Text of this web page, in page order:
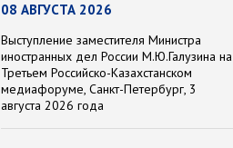
08 АВГУСТА 2026
Выступление заместителя Министра
иностранных дел России М.Ю.Галузина на
Третьем Российско-Казахстанском
медиафоруме, Санкт-Петербург, 3
августа 2026 года